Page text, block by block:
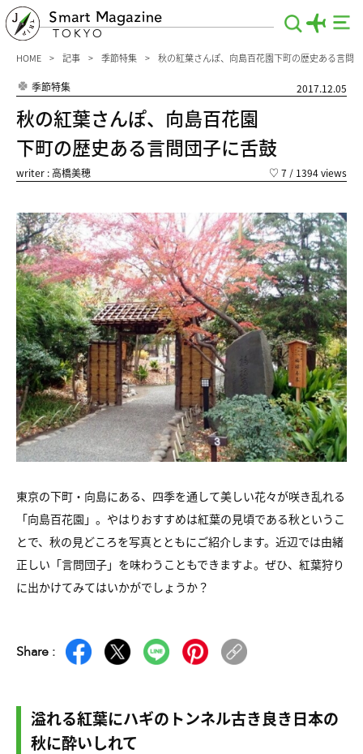
Smart Magazine
TOKYO
HOME 記事 季節特集 秋の紅葉さんぽ、向島百花園下町の歴史ある言問
季節特集 2017.12.05
秋の紅葉さんぽ、向島百花園
下町の歴史ある言問団子に舌鼓
writer : 高橋美穂 ♡ 7 / 1394 views
東京の下町・向島にある、四季を通して美しい花々が咲き乱れる
「向島百花園」。やはりおすすめは紅葉の見頃である秋というこ
とで、秋の見どころを写真とともにご紹介します。近辺では由緒
正しい「言問団子」を味わうこともできますよ。ぜひ、紅葉狩り
に出かけてみてはいかがでしょうか？
Share :
溢れる紅葉にハギのトンネル古き良き日本の
秋に酔いしれて